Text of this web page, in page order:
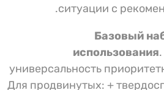
ситуации с
Базовый
использования
универсальность
Для продвинутых: +